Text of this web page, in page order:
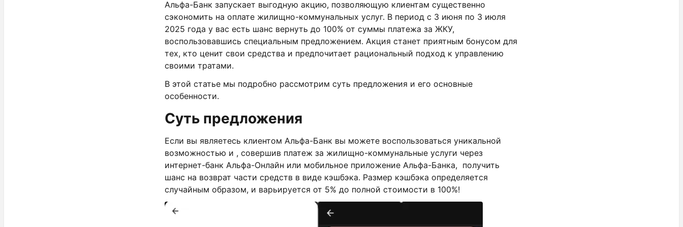
Альфа-Банк запускает выгодную акцию, позволяющую клиентам существенно
сэкономить на оплате жилищно-коммунальных услуг. В период с 3 июня по 3 июля
2025 года у вас есть шанс вернуть до 100% от суммы платежа за ЖКУ,
воспользовавшись специальным предложением. Акция станет приятным бонусом для
тех, кто ценит свои средства и предпочитает рациональный подход к управлению
своими тратами.
В этой статье мы подробно рассмотрим суть предложения и его основные
особенности.
Суть предложения
Если вы являетесь клиентом Альфа-Банк вы можете воспользоваться уникальной
возможностью и , совершив платеж за жилищно-коммунальные услуги через
интернет-банк Альфа-Онлайн или мобильное приложение Альфа-Банка, получить
шанс на возврат части средств в виде кэшбэка. Размер кэшбэка определяется
случайным образом, и варьируется от 5% до полной стоимости в 100%!